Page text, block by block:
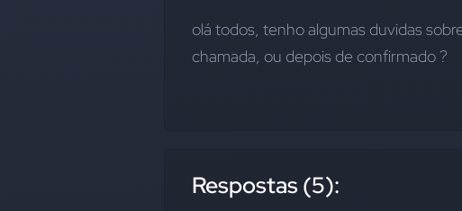
olá todos, tenho algumas duvidas
chamada, ou depois de confirmado ?
Respostas (5):